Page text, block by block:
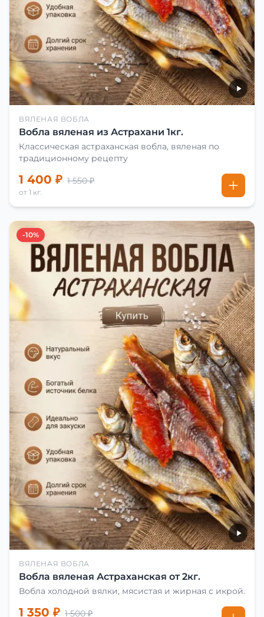
ВЯЛЕНАЯ ВОБЛА
Вобла вяленая из Астрахани 1кг.
Классическая астраханская вобла, вяленая по
традиционному рецепту
1 400 ₽ 1 550 ₽
от 1 кг.
-10%
ВЯЛЕНАЯ ВОБЛА
Вобла вяленая Астраханская от 2кг.
Вобла холодной вялки, мясистая и жирная с икрой.
1 350 ₽ 1 500 ₽